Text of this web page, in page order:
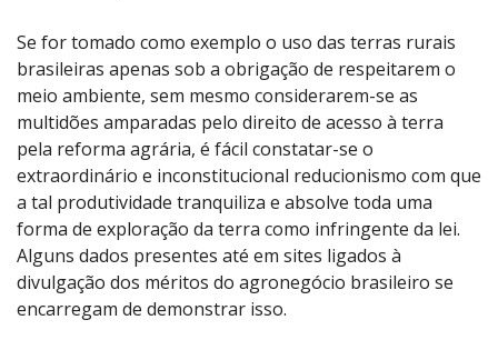
Se for tomado como exemplo o uso das terras rurais
brasileiras apenas sob a obrigação de respeitarem o
meio ambiente, sem mesmo considerarem-se as
multidões amparadas pelo direito de acesso à terra
pela reforma agrária, é fácil constatar-se o
extraordinário e inconstitucional reducionismo com que
a tal produtividade tranquiliza e absolve toda uma
forma de exploração da terra como infringente da lei.
Alguns dados presentes até em sites ligados à
divulgação dos méritos do agronegócio brasileiro se
encarregam de demonstrar isso.